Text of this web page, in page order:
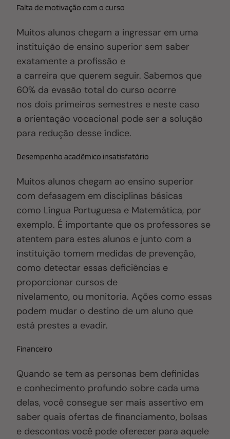
Falta de motivação com o curso
Muitos alunos chegam a ingressar em uma
instituição de ensino superior sem saber
exatamente a profissão e
a carreira que querem seguir. Sabemos que
60% da evasão total do curso ocorre
nos dois primeiros semestres e neste caso
a orientação vocacional pode ser a solução
para redução desse índice.
Desempenho acadêmico insatisfatório
Muitos alunos chegam ao ensino superior
com defasagem em disciplinas básicas
como Língua Portuguesa e Matemática, por
exemplo. É importante que os professores se
atentem para estes alunos e junto com a
instituição tomem medidas de prevenção,
como detectar essas deficiências e
proporcionar cursos de
nivelamento, ou monitoria. Ações como essas
podem mudar o destino de um aluno que
está prestes a evadir.
Financeiro
Quando se tem as personas bem definidas
e conhecimento profundo sobre cada uma
delas, você consegue ser mais assertivo em
saber quais ofertas de financiamento, bolsas
e descontos você pode oferecer para aquele